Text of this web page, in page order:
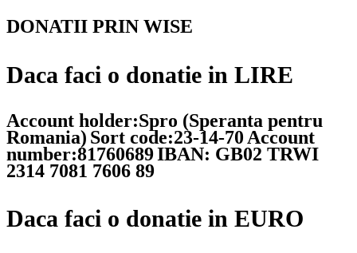
DONATII PRIN WISE
Daca faci o donatie in LIRE
Account holder:Spro (Speranta pentru
Romania) Sort code:23-14-70Account
number:81760689IBAN: GB02 TRWI
2314 7081 7606 89
Daca faci o donatie in EURO